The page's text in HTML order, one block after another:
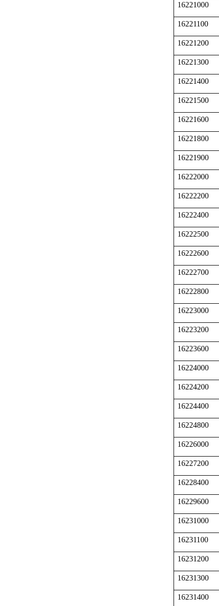
16221000
16221100
16221200
16221300
16221400
16221500
16221600
16221800
16221900
16222000
16222200
16222400
16222500
16222600
16222700
16222800
16223000
16223200
16223600
16224000
16224200
16224400
16224800
16226000
16227200
16228400
16229600
16231000
16231100
16231200
16231300
16231400